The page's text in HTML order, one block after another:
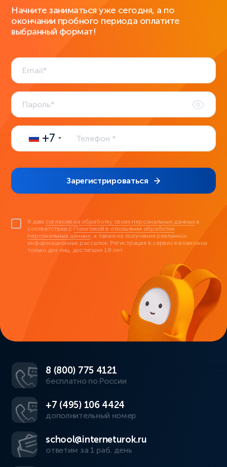
Начните заниматься уже сегодня, а по
окончании пробного периода оплатите
выбранный формат!
+7
Зарегистрироваться
Я даю согласие на обработку своих персональных данныхв
соответствии с Политикой в отношении обработки
персональных данных, а также на получение рекламно-
информационных рассылок. Регистрация в сервисе возможна
только для лиц, достигших 18 лет.
8 (800) 775 4121
бесплатно по России
+7 (495) 106 4424
дополнительный номер
school@interneturok.ru
ответим за 1 раб. день